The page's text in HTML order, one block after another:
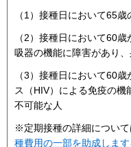
（1）接種日において65歳
（2）接種日において60
吸器の機能に障害があり
（3）接種日において60
ス（HIV）による免疫の
不可能な人
​​​※定期接種の詳細について
種費用の一部を助成します